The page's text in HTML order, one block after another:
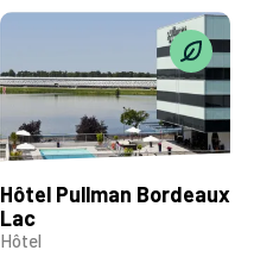
Hôtel Pullman Bordeaux
Lac
Hôtel